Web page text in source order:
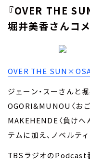
『OVER THE
堀井美⾹さんコ
OVER THE
ジェーン・スーさんと
OGORI&MUNOU〈おご
MAKEHENDE〈負けへ
テムに加え、ノベルテ
TBSラジオのPodcast